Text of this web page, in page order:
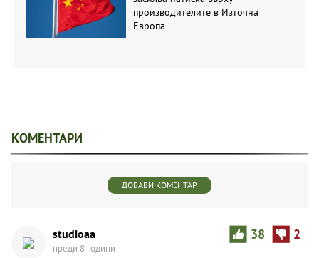
производителите в Източна
Европа
КОМЕНТАРИ
ДОБАВИ КОМЕНТАР
38 2
studioaa
преди 8 години